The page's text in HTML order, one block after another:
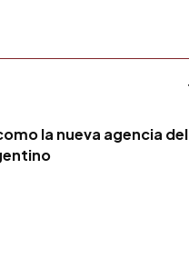
la nueva agencia del